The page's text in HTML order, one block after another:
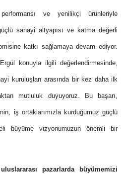
ve yenilikçi ürünleriyle
sanayi altyapısı ve katma değerli
katkı sağlamaya devam ediyor.
konuyla ilgili değerlendirmesinde,
kuruluşları arasında bir kez daha ilk
mutluluk duyuyoruz. Bu başarı,
iş ortaklarımızla kurduğumuz güçlü
büyüme vizyonumuzun önemli bir
pazarlarda büyümemizi